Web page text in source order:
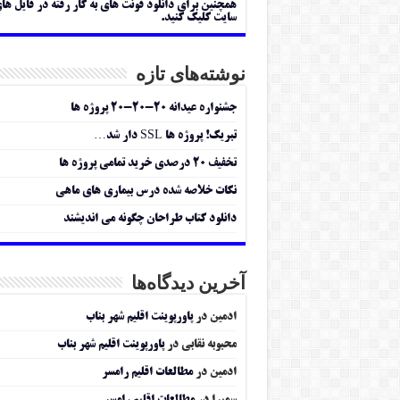
همچنین برای دانلود فونت های به کار رفته در فایل
سایت کلیک کنید.
نوشته‌های تازه
جشنواره عیدانه ۲۰-۲۰-۲۰ پروژه ها
تبریک! پروژه ها SSL دار شد…
تخفیف ۲۰ درصدی خرید تمامی پروژه ها
نکات خلاصه شده درس بیماری های ماهی
دانلود کتاب طراحان چگونه می اندیشند
آخرین دیدگاه‌ها
ادمین درپاورپوینت اقلیم شهر بناب
محبوبه نقابی درپاورپوینت اقلیم شهر بناب
ادمین درمطالعات اقلیم رامسر